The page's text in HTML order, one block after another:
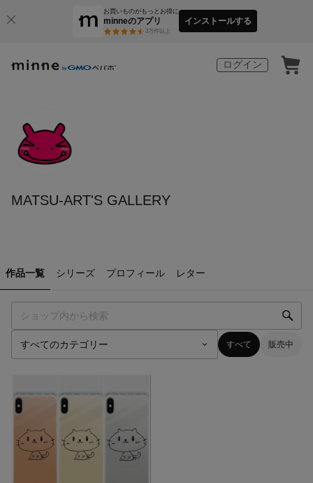
お買いものがもっとお得に
minneのアプリ
3万件以上
インストールする
ログイン
MATSU-ART'S GALLERY
作品一覧 シリーズ プロフィール レター
すべて 販売中